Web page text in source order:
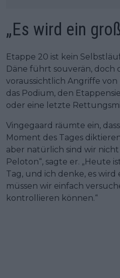
„Es wird ein
Etappe 20 ist kein
Däne führt souverän,
voraussichtlich Angriffe
das Podium, den
oder eine letzte
Vingegaard räumte ein,
Moment des Tages
aber natürlich sind wir nicht
Peloton“, sagte er. „Heute
Tag, und ich denke, es wird
müssen wir einfach
kontrollieren können.“